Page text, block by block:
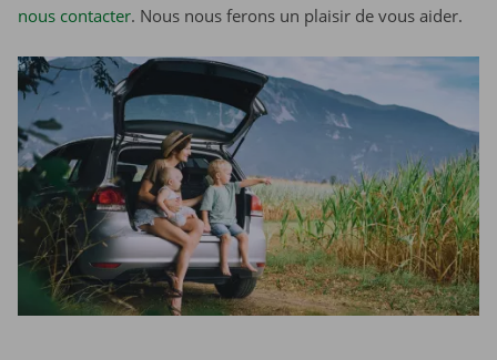
nous contacter. Nous nous ferons un plaisir de vous aider.